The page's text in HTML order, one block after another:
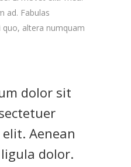
ad. Fabulas
quo, altera numquam
dolor sit
Aenean
dolor.